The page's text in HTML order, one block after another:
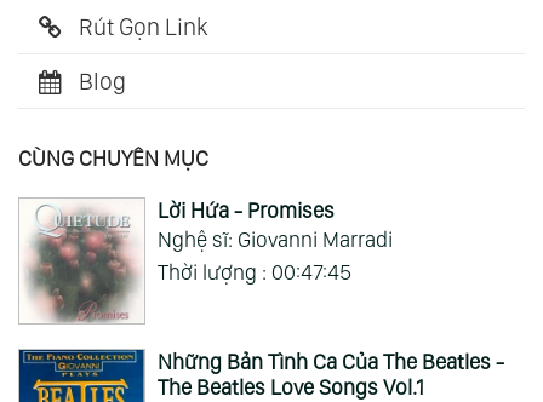
Rút Gọn Link
Blog
CÙNG CHUYÊN MỤC
Lời Hứa - Promises
Nghệ sĩ: Giovanni Marradi
Thời lượng : 00:47:45
Những Bản Tình Ca Của The Beatles -
The Beatles Love Songs Vol.1